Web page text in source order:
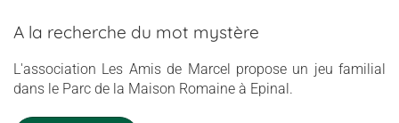
A la recherche du mot mystère
L'association Les Amis de Marcel propose un jeu familial
dans le Parc de la Maison Romaine à Epinal.